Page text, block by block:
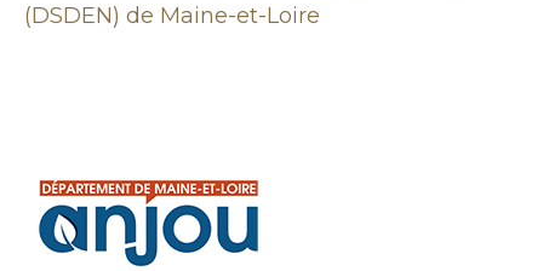
(DSDEN) de Maine-et-Loire